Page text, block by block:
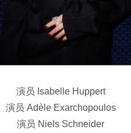
演员 Isabelle Huppert
演员 Adèle Exarchopoulos
演员 Niels Schneider